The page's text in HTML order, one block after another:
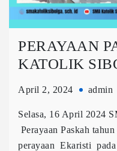
PERAYAAN
KATOLIK
April 2, 2024 admin
Selasa, 16 April 2024
Perayaan Paskah
perayaan Ekaristi